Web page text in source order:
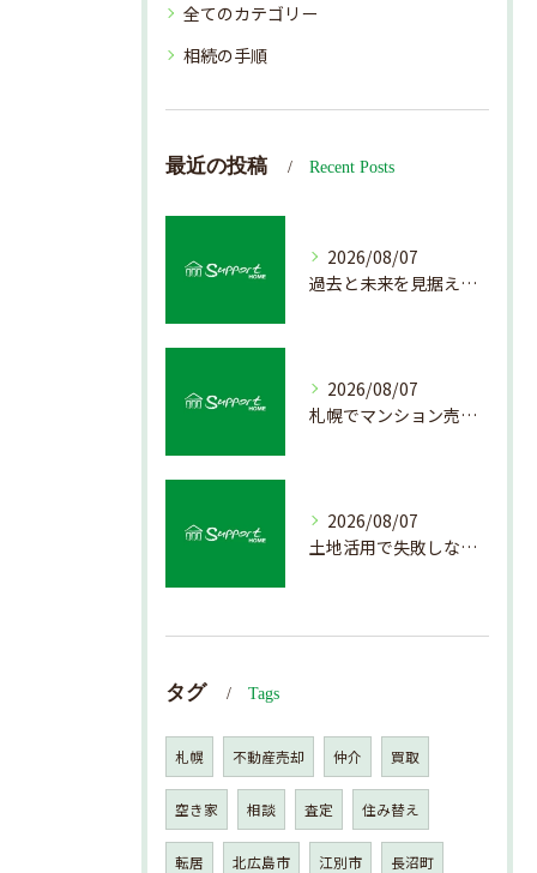
全てのカテゴリー
相続の手順
最近の投稿 Recent Posts
2026/08/07
過去と未来を見据えた戸建て売却の秘訣
2026/08/07
札幌でマンション売却を成功させる査定と価格の見極め方
2026/08/07
土地活用で失敗しない売却準備のポイント
タグ Tags
札幌 不動産売却 仲介 買取
空き家 相談 査定 住み替え
転居 北広島市 江別市 長沼町